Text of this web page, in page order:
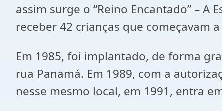
assim surge o “Reino Encantado” –
receber 42 crianças que começavam
Em 1985, foi implantado, de forma
rua Panamá. Em 1989, com a
nesse mesmo local, em 1991, entra